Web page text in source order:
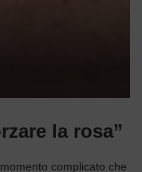
la rosa”
complicato che